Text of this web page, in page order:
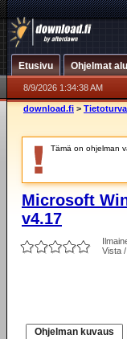
Etusivu Ohjelmat
8/9/2026 1:34:38 AM
download.fi > Tietoturva
Tämä on ohjelman
Microsoft
v4.17
Vista
Ohjelman kuvaus